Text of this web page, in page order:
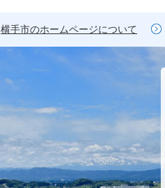
横手市のホームページについて